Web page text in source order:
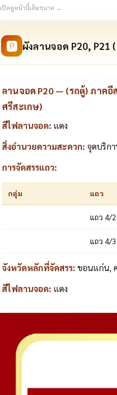
เปิดดูหน้านี้เต็มขนาด →
🅿 ผังลานจอด P20, P21
ลานจอด P20 — (รถตู้) ภาค
ศรีสะเกษ)
สีไฟลานจอด: แดง
สิ่งอำนวยความสะดวก: จุดบริก
การจัดสรรแถว:
กลุ่ม แถว
แถว 4/2
แถว 4/3
จังหวัดหลักที่จัดสรร: ขอนแก่น,
สีไฟลานจอด: แดง